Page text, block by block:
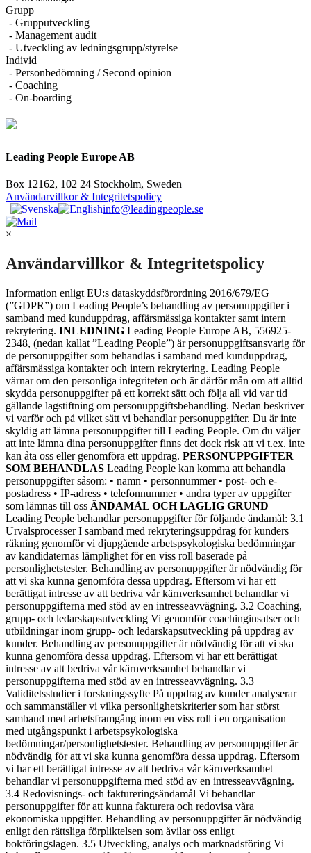
Grupp
- Grupputveckling
- Management audit
- Utveckling av ledningsgrupp/styrelse
Individ
- Personbedömning / Second opinion
- Coaching
- On-boarding
Leading People Europe AB
Box 12162, 102 24 Stockholm, Sweden
Användarvillkor & Integritetspolicy
info@leadingpeople.se
×
Användarvillkor & Integritetspolicy
Information enligt EU:s dataskyddsförordning 2016/679/EG
(”GDPR”) om Leading People’s behandling av personuppgifter i
samband med kunduppdrag, affärsmässiga kontakter samt intern
rekrytering. INLEDNING Leading People Europe AB, 556925-
2348, (nedan kallat ”Leading People”) är personuppgiftsansvarig för
de personuppgifter som behandlas i samband med kunduppdrag,
affärsmässiga kontakter och intern rekrytering. Leading People
värnar om den personliga integriteten och är därför mån om att alltid
skydda personuppgifter på ett korrekt sätt och följa all vid var tid
gällande lagstiftning om personuppgiftsbehandling. Nedan beskriver
vi varför och på vilket sätt vi behandlar personuppgifter. Du är inte
skyldig att lämna personuppgifter till Leading People. Om du väljer
att inte lämna dina personuppgifter finns det dock risk att vi t.ex. inte
kan åta oss eller genomföra ett uppdrag. PERSONUPPGIFTER
SOM BEHANDLAS Leading People kan komma att behandla
personuppgifter såsom: • namn • personnummer • post- och e-
postadress • IP-adress • telefonnummer • andra typer av uppgifter
som lämnas till oss ÄNDAMÅL OCH LAGLIG GRUND
Leading People behandlar personuppgifter för följande ändamål: 3.1
Urvalsprocesser I samband med rekryteringsuppdrag för kunders
räkning genomför vi djupgående arbetspsykologiska bedömningar
av kandidaternas lämplighet för en viss roll baserade på
personlighetstester. Behandling av personuppgifter är nödvändig för
att vi ska kunna genomföra dessa uppdrag. Eftersom vi har ett
berättigat intresse av att bedriva vår kärnverksamhet behandlar vi
personuppgifterna med stöd av en intresseavvägning. 3.2 Coaching,
grupp- och ledarskapsutveckling Vi genomför coachinginsatser och
utbildningar inom grupp- och ledarskapsutveckling på uppdrag av
kunder. Behandling av personuppgifter är nödvändig för att vi ska
kunna genomföra dessa uppdrag. Eftersom vi har ett berättigat
intresse av att bedriva vår kärnverksamhet behandlar vi
personuppgifterna med stöd av en intresseavvägning. 3.3
Validitetsstudier i forskningssyfte På uppdrag av kunder analyserar
och sammanställer vi vilka personlighetskriterier som har störst
samband med arbetsframgång inom en viss roll i en organisation
med utgångspunkt i arbetspsykologiska
bedömningar/personlighetstester. Behandling av personuppgifter är
nödvändig för att vi ska kunna genomföra dessa uppdrag. Eftersom
vi har ett berättigat intresse av att bedriva vår kärnverksamhet
behandlar vi personuppgifterna med stöd av en intresseavvägning.
3.4 Redovisnings- och faktureringsändamål Vi behandlar
personuppgifter för att kunna fakturera och redovisa våra
ekonomiska uppgifter. Behandling av personuppgifter är nödvändig
enligt den rättsliga förpliktelsen som åvilar oss enligt
bokföringslagen. 3.5 Utveckling, analys och marknadsföring Vi